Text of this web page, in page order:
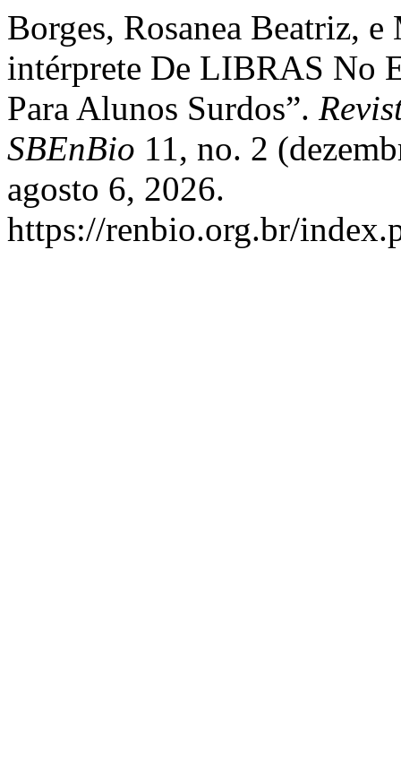
Borges, Rosanea Beatriz,
intérprete De LIBRAS No
Para Alunos Surdos”.
SBEnBio 11, no. 2
agosto 6, 2026.
https://renbio.org.br/